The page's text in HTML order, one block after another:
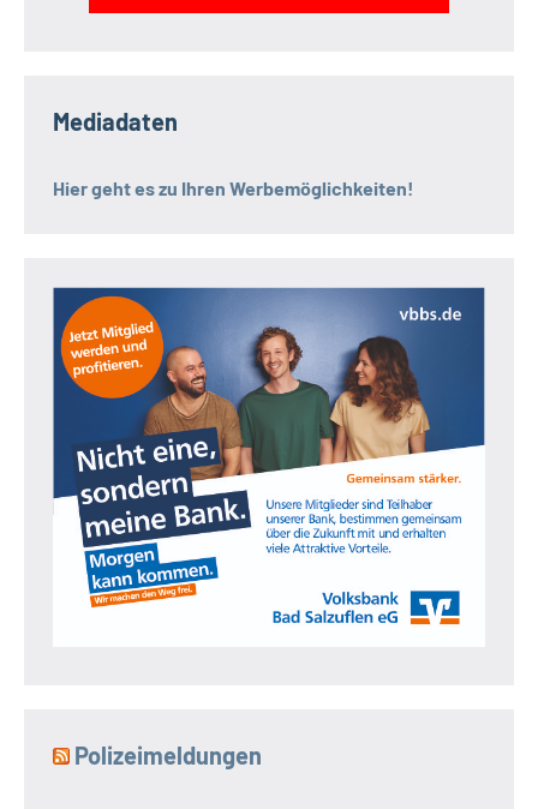
Mediadaten
Hier geht es zu Ihren Werbemöglichkeiten!
Polizeimeldungen